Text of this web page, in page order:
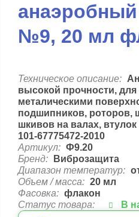
№9, 20 мл
Техническое описание:
высокой прочности,
металическими
подшипников, роторов,
шкивов на валах,
101-67775472-2010
Артикул: Ф9.20
Бренд:
Виброзащита
Диапазон температур:
Объем / масса: 20 мл
Фасовка: флакон
Статус товара:
В